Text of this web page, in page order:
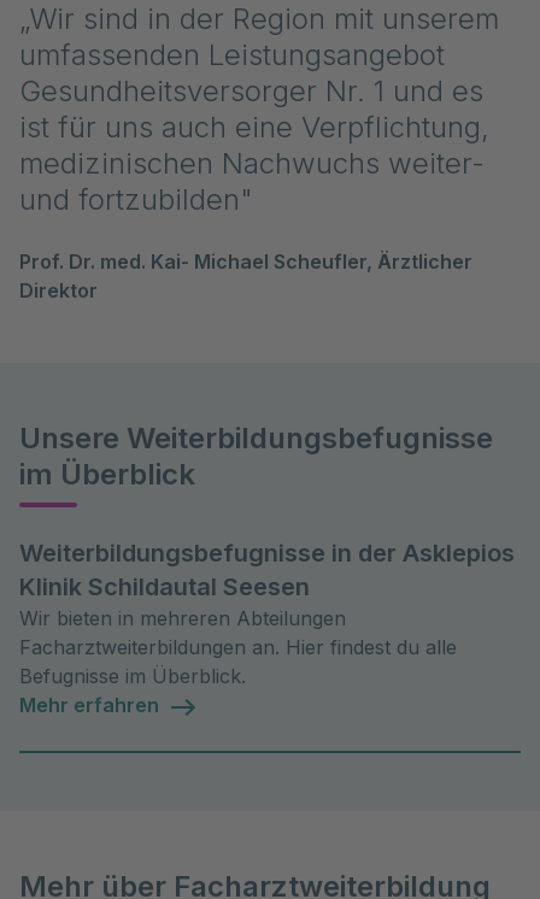
„Wir sind in der Region mit unserem
umfassenden Leistungsangebot
Gesundheitsversorger Nr. 1 und es
ist für uns auch eine Verpflichtung,
medizinischen Nachwuchs weiter-
und fortzubilden"
Prof. Dr. med. Kai- Michael Scheufler, Ärztlicher
Direktor
Unsere Weiterbildungsbefugnisse
im Überblick
Weiterbildungsbefugnisse in der Asklepios
Klinik Schildautal Seesen
Wir bieten in mehreren Abteilungen
Facharztweiterbildungen an. Hier findest du alle
Befugnisse im Überblick.
Mehr erfahren
Mehr über Facharztweiterbildung